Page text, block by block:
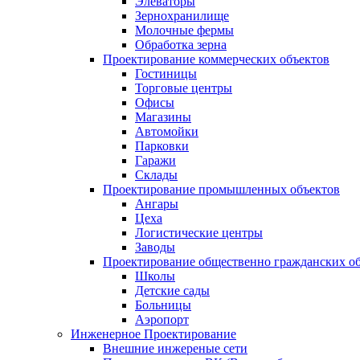
Зернохранилище
Молочные фермы
Обработка зерна
Проектирование коммерческих объектов
Гостиницы
Торговые центры
Офисы
Магазины
Автомойки
Парковки
Гаражи
Склады
Проектирование промышленных объектов
Ангары
Цеха
Логистические центры
Заводы
Проектирование общественно гражданских
Школы
Детские сады
Больницы
Аэропорт
Инженерное Проектирование
Внешние инжереные сети